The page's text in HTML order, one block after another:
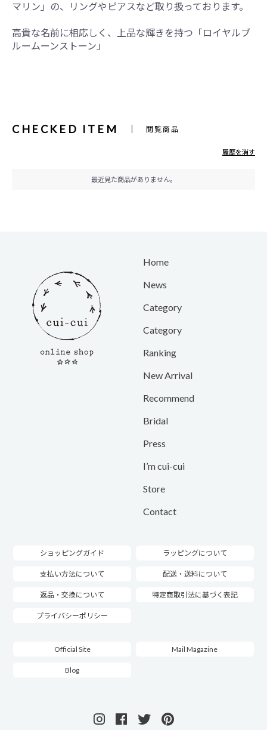
マリン」の、リングやピアスなど取り扱っております。
高貴な名前に相応しく、上品な輝きを持つ「ロイヤルブ
ルームーンストーン」
CHECKED ITEM 閲覧商品
履歴を消す
最近見た商品がありません。
Home
News
Category
Category
Ranking
New Arrival
Recommend
Bridal
Press
I’m cui-cui
Store
Contact
ショッピングガイド ラッピングについて
支払い方法について 配送・送料について
返品・交換について 特定商取引法に基づく表記
プライバシーポリシー
Official Site Mail Magazine
Blog